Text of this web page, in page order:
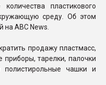
пластикового
среду. Об этом
на ABC News.
продажу пластмасс,
тарелки, палочки
чашки и